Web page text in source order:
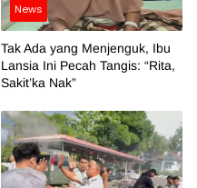
News
Tak Ada yang Menjenguk, Ibu
Lansia Ini Pecah Tangis: “Rita,
Sakit’ka Nak”